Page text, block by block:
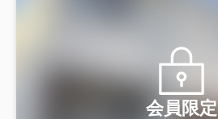
会員限定